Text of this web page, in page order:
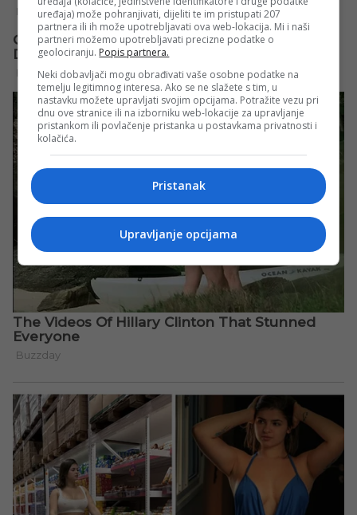
uređaja) može pohranjivati, dijeliti te im pristupati 207
partnera ili ih može upotrebljavati ova web-lokacija. Mi i naši
partneri možemo upotrebljavati precizne podatke o
geolociranju. Popis partnera.
Neki dobavljači mogu obrađivati vaše osobne podatke na
temelju legitimnog interesa. Ako se ne slažete s tim, u
nastavku možete upravljati svojim opcijama. Potražite vezu pri
dnu ove stranice ili na izborniku web-lokacije za upravljanje
pristankom ili povlačenje pristanka u postavkama privatnosti i
kolačića.
Pristanak
Upravljanje opcijama